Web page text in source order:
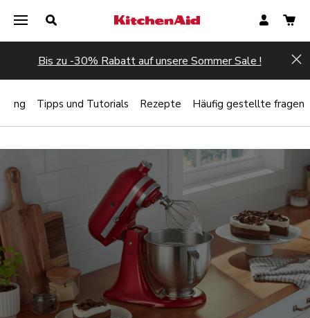
Bis zu -30% Rabatt auf unsere Sommer Sale !
Jetzt registrieren
Tipps und Tutorials Rezepte Häufig gestellte fragen